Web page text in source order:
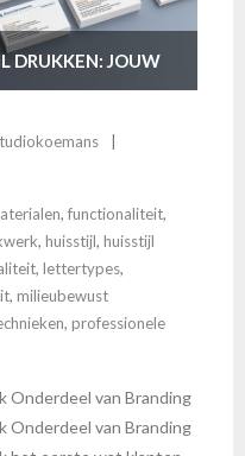
DRUKKEN: JOUW
, functionaliteit,
, huisstijl, huisstijl
, lettertypes,
, milieubewust
, professionele
Onderdeel van Branding
Onderdeel van Branding